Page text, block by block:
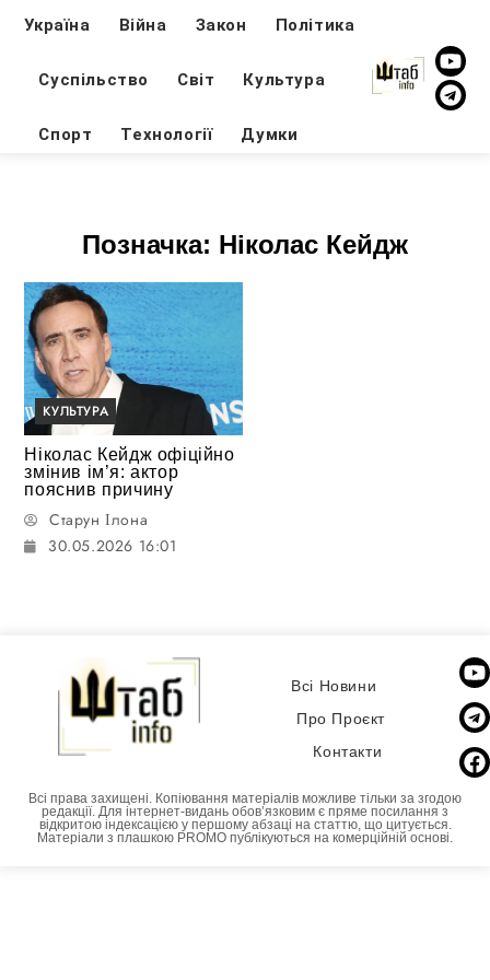
Україна Війна Закон Політика
Суспільство Світ Культура
Спорт Технології Думки
Позначка: Ніколас Кейдж
КУЛЬТУРА
Ніколас Кейдж офіційно
змінив ім’я: актор
пояснив причину
Старун Ілона
30.05.2026 16:01
Всі Новини
Про Проєкт
Контакти
Всі права захищені. Копіювання матеріалів можливе тільки за згодою
редакції. Для інтернет-видань обовʼязковим є пряме посилання з
відкритою індексацією у першому абзаці на статтю, що цитується.
Матеріали з плашкою PROMO публікуються на комерційній основі.